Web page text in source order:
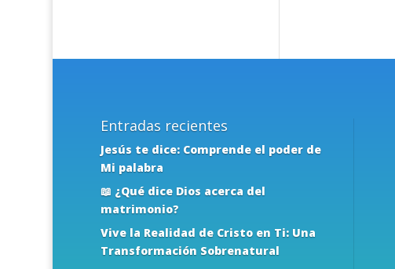
Entradas recientes
Jesús te dice: Comprende el poder de
Mi palabra
📖 ¿Qué dice Dios acerca del
matrimonio?
Vive la Realidad de Cristo en Ti: Una
Transformación Sobrenatural